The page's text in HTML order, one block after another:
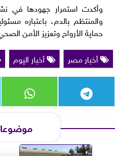
وأكدت استمرار جهودها في
والمنتظم بالدم، باعتباره
حماية الأرواح وتعزيز الأمن
أخبار مصر
أخبار اليوم